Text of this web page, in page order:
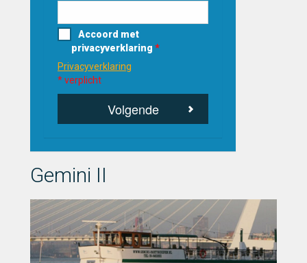
Accoord met
privacyverklaring *
Privacyverklaring
* verplicht
Volgende
Gemini II